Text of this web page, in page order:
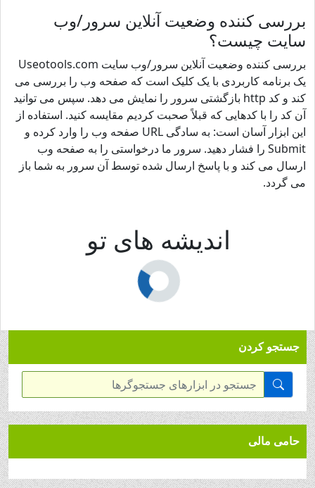
بررسی کننده وضعیت آنلاین سرور/وب
سایت چیست؟
بررسی کننده وضعیت آنلاین سرور/وب سایت Useotools.com
یک برنامه کاربردی با یک کلیک است که صفحه وب را بررسی می
کند و کد http بازگشتی سرور را نمایش می دهد. سپس می توانید
آن کد را با کدهایی که قبلاً صحبت کردیم مقایسه کنید. استفاده از
این ابزار آسان است: به سادگی URL صفحه وب را وارد کرده و
Submit را فشار دهید. سرور ما درخواستی را به صفحه وب
ارسال می کند و با پاسخ ارسال شده توسط آن سرور به شما باز
می گردد.
اندیشه های تو
جستجو کردن
حامی مالی